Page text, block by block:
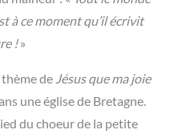
à ce moment qu’il écrivit
!»
de Jésus que ma joie
une église de Bretagne.
du choeur de la petite